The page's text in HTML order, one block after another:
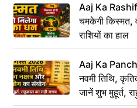
Aaj Ka
चमकेगी किस्मत,
राशियों का हाल
Aaj Ka
नवमी तिथि,
जानें शुभ मुहूर्त,